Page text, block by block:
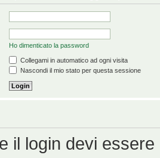
Ho dimenticato la password
Collegami in automatico ad ogni visita
Nascondi il mio stato per questa sessione
il login devi